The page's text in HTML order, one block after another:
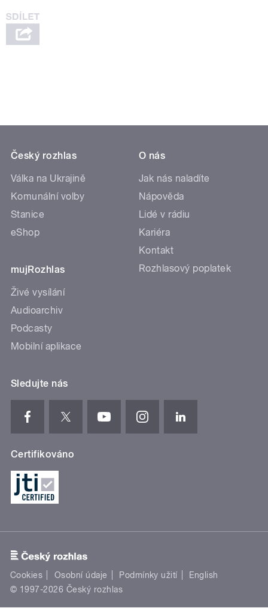
Český rozhlas
Válka na Ukrajině
Komunální volby
Stanice
eShop
mujRozhlas
Živé vysílání
Audioarchiv
Podcasty
Mobilní aplikace
O nás
Jak nás naladíte
Nápověda
Lidé v rádiu
Kariéra
Kontakt
Rozhlasový poplatek
Sledujte nás
Certifikováno
Cookies Osobní údaje Podmínky užití
English
© 1997-2026 Český rozhlas